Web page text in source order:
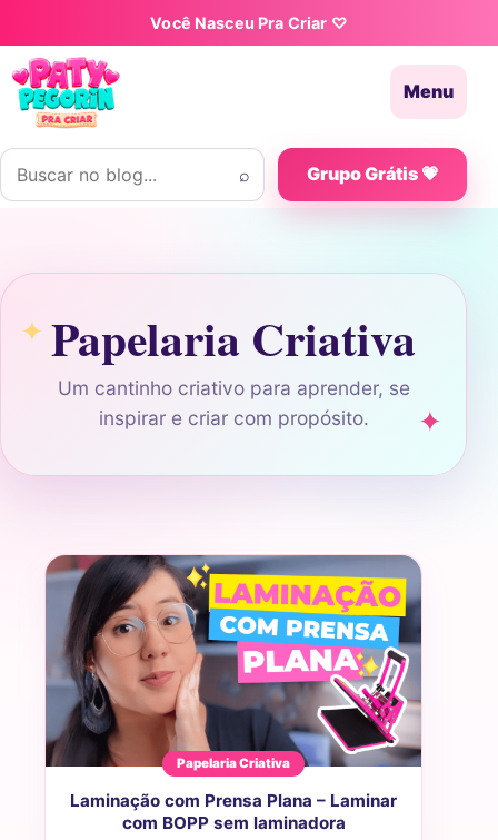
Pular para o conteúdoVocê Nasceu Pra Criar ♡
Menu
Buscar por:
⌕ Grupo Grátis 💗
Papelaria Criativa
Um cantinho criativo para aprender, se
inspirar e criar com propósito.
Papelaria Criativa
Laminação com Prensa Plana – Laminar
com BOPP sem laminadora